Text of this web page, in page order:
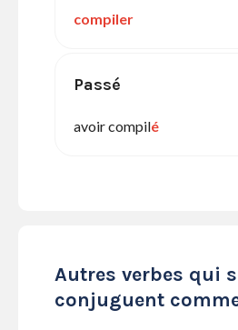
compiler
Passé
avoir compilé
Autres verbes qui
conjuguent